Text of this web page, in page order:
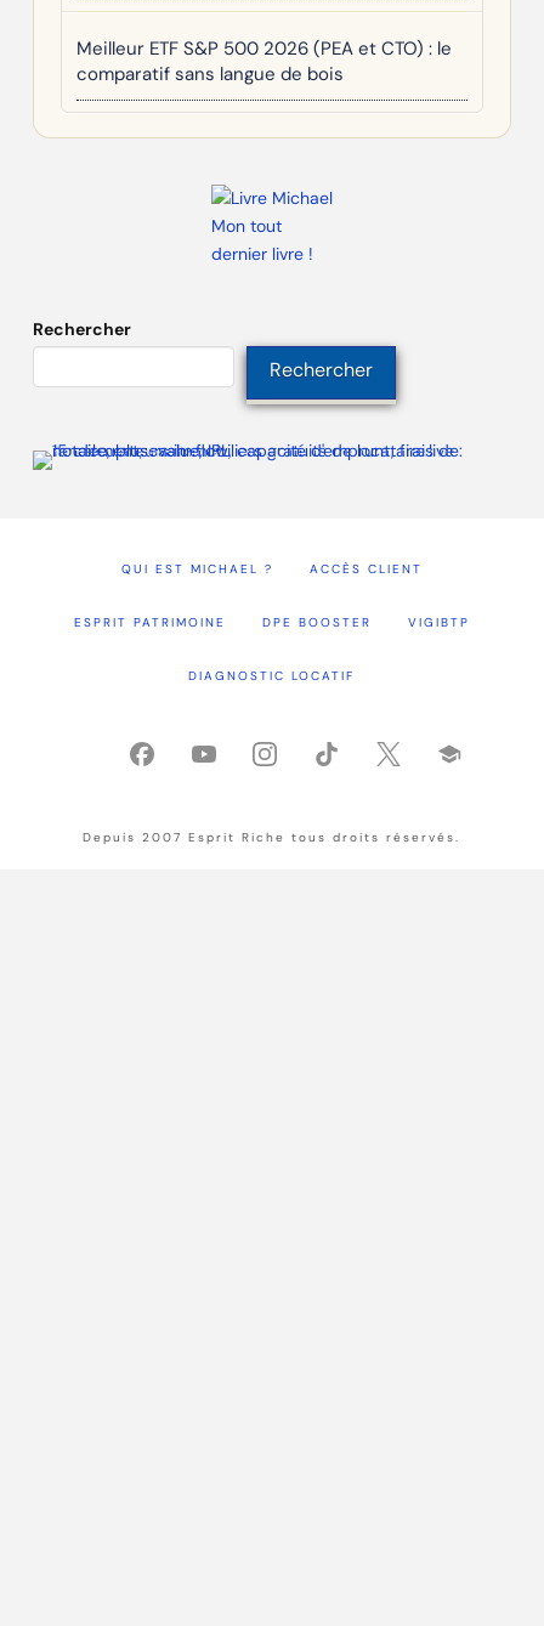
Meilleur ETF S&P 500 2026 (PEA et CTO) : le
comparatif sans langue de bois
Mon tout
dernier livre !
Rechercher
Rechercher
QUI EST MICHAEL ? ACCÈS CLIENT
ESPRIT PATRIMOINE DPE BOOSTER VIGIBTP
DIAGNOSTIC LOCATIF
Depuis 2007 Esprit Riche tous droits réservés.